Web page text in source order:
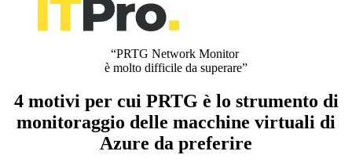
“PRTG Network Monitor
è molto difficile da superare”
4 motivi per cui PRTG è lo strumento di
monitoraggio delle macchine virtuali di
Azure da preferire